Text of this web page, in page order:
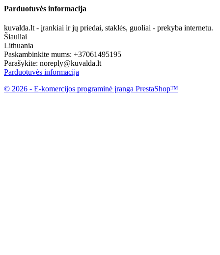
Parduotuvės informacija
kuvalda.lt - įrankiai ir jų priedai, staklės, guoliai - prekyba internetu.
Šiauliai
Lithuania
Paskambinkite mums: +37061495195
Parašykite: noreply@kuvalda.lt
Parduotuvės informacija
© 2026 - E-komercijos programinė įranga PrestaShop™